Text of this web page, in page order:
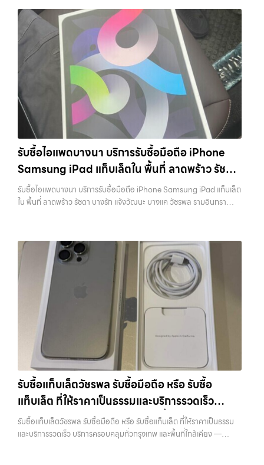
เกษตรนวมินทร์, เสนานิคม, วังหินไม่ว่าคุณจะต้องการ รับซื้อโทรศัพท์, รับ
ซื้อแมคบุค, รับซื้อโน๊ตบุ๊ค, รับซื้อแท็บเล็ต, หรือบริการอื่นๆ เกี่ยวกับสินค้า
ไอที กรุงเทพฯ – เราพร้อมให้บริการครบวงจร บริการของเรา เราให้บริการ
แบบครบวงจรสำหรับลูกค้าที่ต้องการขายอุปกรณ์ไอที ไม่ว่าจะเป็น: รับซื้อไอ
โฟน ทุกรุ่น ทั้งเครื่องใหม่และเครื่องใช้งานแล้ว…
ต้องการเปลี่ยนรุ่น หรือต้องการเงินด่วน เราจึงมอบบริการประเมินสภาพ
เครื่อง ฟรี ปราบปรามความยุ่งยากทั้งหลาย โดยเน้น โปร่งใส มั่นใจได้ และ
จ่ายเงินทันทีเมื่อตกลงซื้อขายสำเร็จ บริการของเราครอบคลุมทั้ง iPhone
สายใหม่-เก่า, Samsung ทุกรุ่น, iPad และแท็บเล็ตทุกแบรนด์ เรารับถึงแม้
จะอยู่ในสภาพใช้งานแล้ว ตกแต่งแล้ว หรือมีรอยบ้าง เพราะมูลค่าของเครื่อง
ไม่ได้ขึ้นอยู่แค่ยี่ห้อ แต่ขึ้นอยู่กับสภาพจริง ความครบชุด และความสะดวกใน
การขายของคุณ เราจึงตั้งใจให้บริการในเขต ลาดพร้าว, รัชดา, บางรัก,
แจ้งวัฒนะ, บางแค, วัชรพล, รามอินทรา, บางนา, บางพลี, เกษตรนวมินทร์,
เสนานิคม, วังหิน อย่างเต็มที่ ไม่ว่าคุณจะค้นหาคำว่า “รับซื้อมือถือใกล้ฉัน”,
“รับซื้อโทรศัพท์มือสองกรุงเทพ”, “ขาย iPad ได้ราคา”, “รับซื้อแท็บเล็ต
กรุงเทพถึงที่”, หรือ “รับซื้อ Samsung มือสอง ราคาสูง” — ที่นี่คือคำตอบ
เพราะบริการของเรามุ่งตรงให้คุณได้รับราคาและความสะดวกสบายที่เหนือ
กว่า เลือกเราแล้วคุณจะได้บริการที่คุณไว้วางใจ พร้อมทีมงานที่พร้อม
อำนวยความสะดวก นัดรับถึงที่ ตรวจสภาพอย่างมืออาชีพ และจ่ายเงินทันที
ทั้งหมดนี้เพื่อให้การขายอุปกรณ์ของคุณเป็นเรื่องง่ายขึ้น ดีกว่า รวดเร็วกว่า
และคุ้มค่ากว่า ทำไมต้องเลือกเรา ผู้เชี่ยวชาญด้านการให้บริการ รับซื้อมือถือ
iPhone, Samsung, ไอแพด แท็บเล็ตทุกยี่ห้อ ในราคาสูง พร้อมจ่ายเงิน
วังหินไม่ว่าคุณจะต้องการ รับซื้อโทรศัพท์, รับซื้อแมคบุค, รับซื้อโน๊ตบุ๊ค, รับ
ซื้อแท็บเล็ต, หรือบริการอื่นๆ เกี่ยวกับสินค้าไอที กรุงเทพฯ – เราพร้อมให้
บริการครบวงจร บริการของเรา เราให้บริการแบบครบวงจรสำหรับลูกค้าที่
ต้องการขายอุปกรณ์ไอที ไม่ว่าจะเป็น: รับซื้อไอโฟน ทุกรุ่น…
รามอินทรา รับซื้อโน๊ตบุ๊คใกล้ฉัน — รับซื้อมือถือ หรือ รับซื้อแท็บเล็ต ที่ให้
ราคาเป็นธรรมและบริการรวดเร็ว บริการครอบคลุมทั่วกรุงเทพ และพื้นที่ใกล้
เคียง รับซื้อโน๊ตบุ๊คใกล้ฉัน รับซื้อมือถือ หรือ รับซื้อแท็บเล็ต ที่ให้ราคาเป็น
ธรรมและบริการรวดเร็ว บริการครอบคลุมทั่วกรุงเทพ และพื้นที่ใกล้เคียง รับ
ซื้อ iPhone… รับซื้อโน๊ตบุ๊คใกล้ฉัน รับซื้อ iPhone ทุกรุ่น ให้ราคาสูง พร้อม
จ่ายเงินทันที ประสบการณ์เหนือระดับกับการ รับซื้อไอโฟน, รับซื้อไอ
แพด, รับซื้อมือถือ ยินดีต้อนรับสู่ “รับซื้อขายมือถือ.com” เว็บไซต์ที่คุณไว้
วางใจได้ สำหรับบริการ รับซื้อ มือถือ iPhone, Samsung, iPad, แท็บเล็ต
ทุกยี่ห้อ ให้ราคาสูง พร้อมจ่ายเงินทันที ครอบคลุมพื้นที่ ลาดพร้าว, รัชดา,
บางรัก, แจ้งวัฒนะ, บางแค, วัชรพล, รามอินทรา และเขตกรุงเทพฯ ใกล้ “ใกล้
ฉัน” ที่สุด ในยุคที่สมาร์ทโฟน แท็บเล็ต และอุปกรณ์ไอทีใหม่ๆ เปลี่ยนรุ่นกัน
แทบทุกช่วงเวลา อุปกรณ์ที่คุณใช้แล้วอาจกลายเป็นของที่ไม่ได้ใช้งานอยู่
เฉยๆ เว็บไซต์ของเราจึงเกิดขึ้นเพื่อเป็นทางเลือกให้คุณสามารถเปลี่ยน
อุปกรณ์ที่ไม่ใช้แล้วให้กลายเป็นเงินสดได้ทันที ด้วยบริการ รับซื้อไอโฟน, รับ
ซื้อสินค้าไอทีกรุงเทพมหานคร อย่างครบวงจร ไม่ว่าคุณจะอยู่โซนเมืองหรือ
เขตชานเมือง เรามีทีมงานพร้อมให้บริการถึงที่ในพื้นที่ “ใกล้ ฉัน” เพื่อความ
เปลี่ยนรุ่น หรือต้องการเงินด่วน เราจึงมอบบริการประเมินสภาพเครื่อง ฟรี
ปราบปรามความยุ่งยากทั้งหลาย โดยเน้น โปร่งใส มั่นใจได้ และจ่ายเงินทันที
เมื่อตกลงซื้อขายสำเร็จ บริการของเราครอบคลุมทั้ง iPhone สายใหม่-เก่า,
Samsung ทุกรุ่น, iPad และแท็บเล็ตทุกแบรนด์ เรารับถึงแม้จะอยู่ในสภาพ
ใช้งานแล้ว ตกแต่งแล้ว หรือมีรอยบ้าง เพราะมูลค่าของเครื่องไม่ได้ขึ้นอยู่แค่
ยี่ห้อ แต่ขึ้นอยู่กับสภาพจริง ความครบชุด และความสะดวกในการขายของ
คุณ เราจึงตั้งใจให้บริการในเขต ลาดพร้าว, รัชดา, บางรัก, แจ้งวัฒนะ,
บางแค, วัชรพล, รามอินทรา, บางนา, บางพลี, เกษตรนวมินทร์, เสนานิคม,
วังหิน อย่างเต็มที่ ไม่ว่าคุณจะค้นหาคำว่า “รับซื้อมือถือใกล้ฉัน”, “รับซื้อ
โทรศัพท์มือสองกรุงเทพ”, “ขาย iPad ได้ราคา”, “รับซื้อแท็บเล็ต กรุงเทพ
ถึงที่”, หรือ “รับซื้อ Samsung มือสอง ราคาสูง” — ที่นี่คือคำตอบ เพราะ
บริการของเรามุ่งตรงให้คุณได้รับราคาและความสะดวกสบายที่เหนือกว่า
เลือกเราแล้วคุณจะได้บริการที่คุณไว้วางใจ พร้อมทีมงานที่พร้อมอำนวย
ความสะดวก นัดรับถึงที่ ตรวจสภาพอย่างมืออาชีพ และจ่ายเงินทันที
ทั้งหมดนี้เพื่อให้การขายอุปกรณ์ของคุณเป็นเรื่องง่ายขึ้น ดีกว่า รวดเร็วกว่า
และคุ้มค่ากว่า ทำไมต้องเลือกเรา ผู้เชี่ยวชาญด้านการให้บริการ รับซื้อมือถือ
iPhone, Samsung, ไอแพด แท็บเล็ตทุกยี่ห้อ ในราคาสูง พร้อมจ่ายเงิน
รับซื้อไอแพดบางนา บริการรับซื้อมือถือ iPhone
Samsung iPad แท็บเล็ตใน พื้นที่ ลาดพร้าว รัชดา
บางรัก แจ้งวัฒนะ บางแค วัชรพล รามอินทรา
พร้อมจ่ายเงินทันที
รับซื้อไอแพดบางนา บริการรับซื้อมือถือ iPhone Samsung iPad แท็บเล็ต
ใน พื้นที่ ลาดพร้าว รัชดา บางรัก แจ้งวัฒนะ บางแค วัชรพล รามอินทรา
ดา บางรัก แจ้งวัฒนะ บางแค วัชรพล รามอินทรา รับซื้อไอแพดบางนา —
บริการรับซื้อมือถือ iPhone Samsung iPad แท็บเล็ตใน พื้นที่ ลาดพร้าว
รัชดา บางรัก แจ้งวัฒนะ บางแค วัชรพล รามอินทรา พร้อมจ่ายเงินทันที รับ
ซื้อไอแพดบางนา บริการรับซื้อมือถือ iPhone Samsung iPad แท็บเล็ตใน
พื้นที่ ลาดพร้าว รัชดา บางรัก แจ้งวัฒนะ บางแค วัชรพล รามอินทรา พร้อม
จ่ายเงินทันที… รับซื้อไอแพดบางนา บริการถึงพื้นที่ เขตลาดพร้าว, รัชดา,
บางรัก, แจ้งวัฒนะ, บางแค, วัชรพล, รามอินทรา — นัดรับสะดวกทุกเขต
ประสบการณ์เหนือระดับกับการ รับซื้อไอโฟน, รับซื้อไอแพด, รับซื้อมือถือ
ยินดีต้อนรับสู่ “รับซื้อขายมือถือ.com” เว็บไซต์ที่คุณไว้วางใจได้ สำหรับ
บริการ รับซื้อ มือถือ iPhone, Samsung, iPad, แท็บเล็ต ทุกยี่ห้อ ให้ราคา
สูง พร้อมจ่ายเงินทันที ครอบคลุมพื้นที่ ลาดพร้าว, รัชดา, บางรัก,
แจ้งวัฒนะ, บางแค, วัชรพล, รามอินทรา และเขตกรุงเทพฯ ใกล้ “ใกล้ ฉัน”
ที่สุด ในยุคที่สมาร์ทโฟน แท็บเล็ต และอุปกรณ์ไอทีใหม่ๆ เปลี่ยนรุ่นกันแทบ
ทุกช่วงเวลา อุปกรณ์ที่คุณใช้แล้วอาจกลายเป็นของที่ไม่ได้ใช้งานอยู่เฉยๆ
เว็บไซต์ของเราจึงเกิดขึ้นเพื่อเป็นทางเลือกให้คุณสามารถเปลี่ยนอุปกรณ์ที่
ไม่ใช้แล้วให้กลายเป็นเงินสดได้ทันที ด้วยบริการ รับซื้อไอโฟน, รับซื้อไอแพด,
รับซื้อมือถือ, รับซื้อโทรศัพท์, รับซื้อโน๊ตบุ๊ค, รับซื้อแท็บเล็ต, รับซื้อสินค้าไอที
รับซื้อแท็บเล็ตวัชรพล รับซื้อมือถือ หรือ รับซื้อ
แท็บเล็ต ที่ให้ราคาเป็นธรรมและบริการรวดเร็ว
บริการครอบคลุมทั่วกรุงเทพ และพื้นที่ใกล้เคียง
รับซื้อแท็บเล็ตวัชรพล รับซื้อมือถือ หรือ รับซื้อแท็บเล็ต ที่ให้ราคาเป็นธรรม
และบริการรวดเร็ว บริการครอบคลุมทั่วกรุงเทพ และพื้นที่ใกล้เคียง —